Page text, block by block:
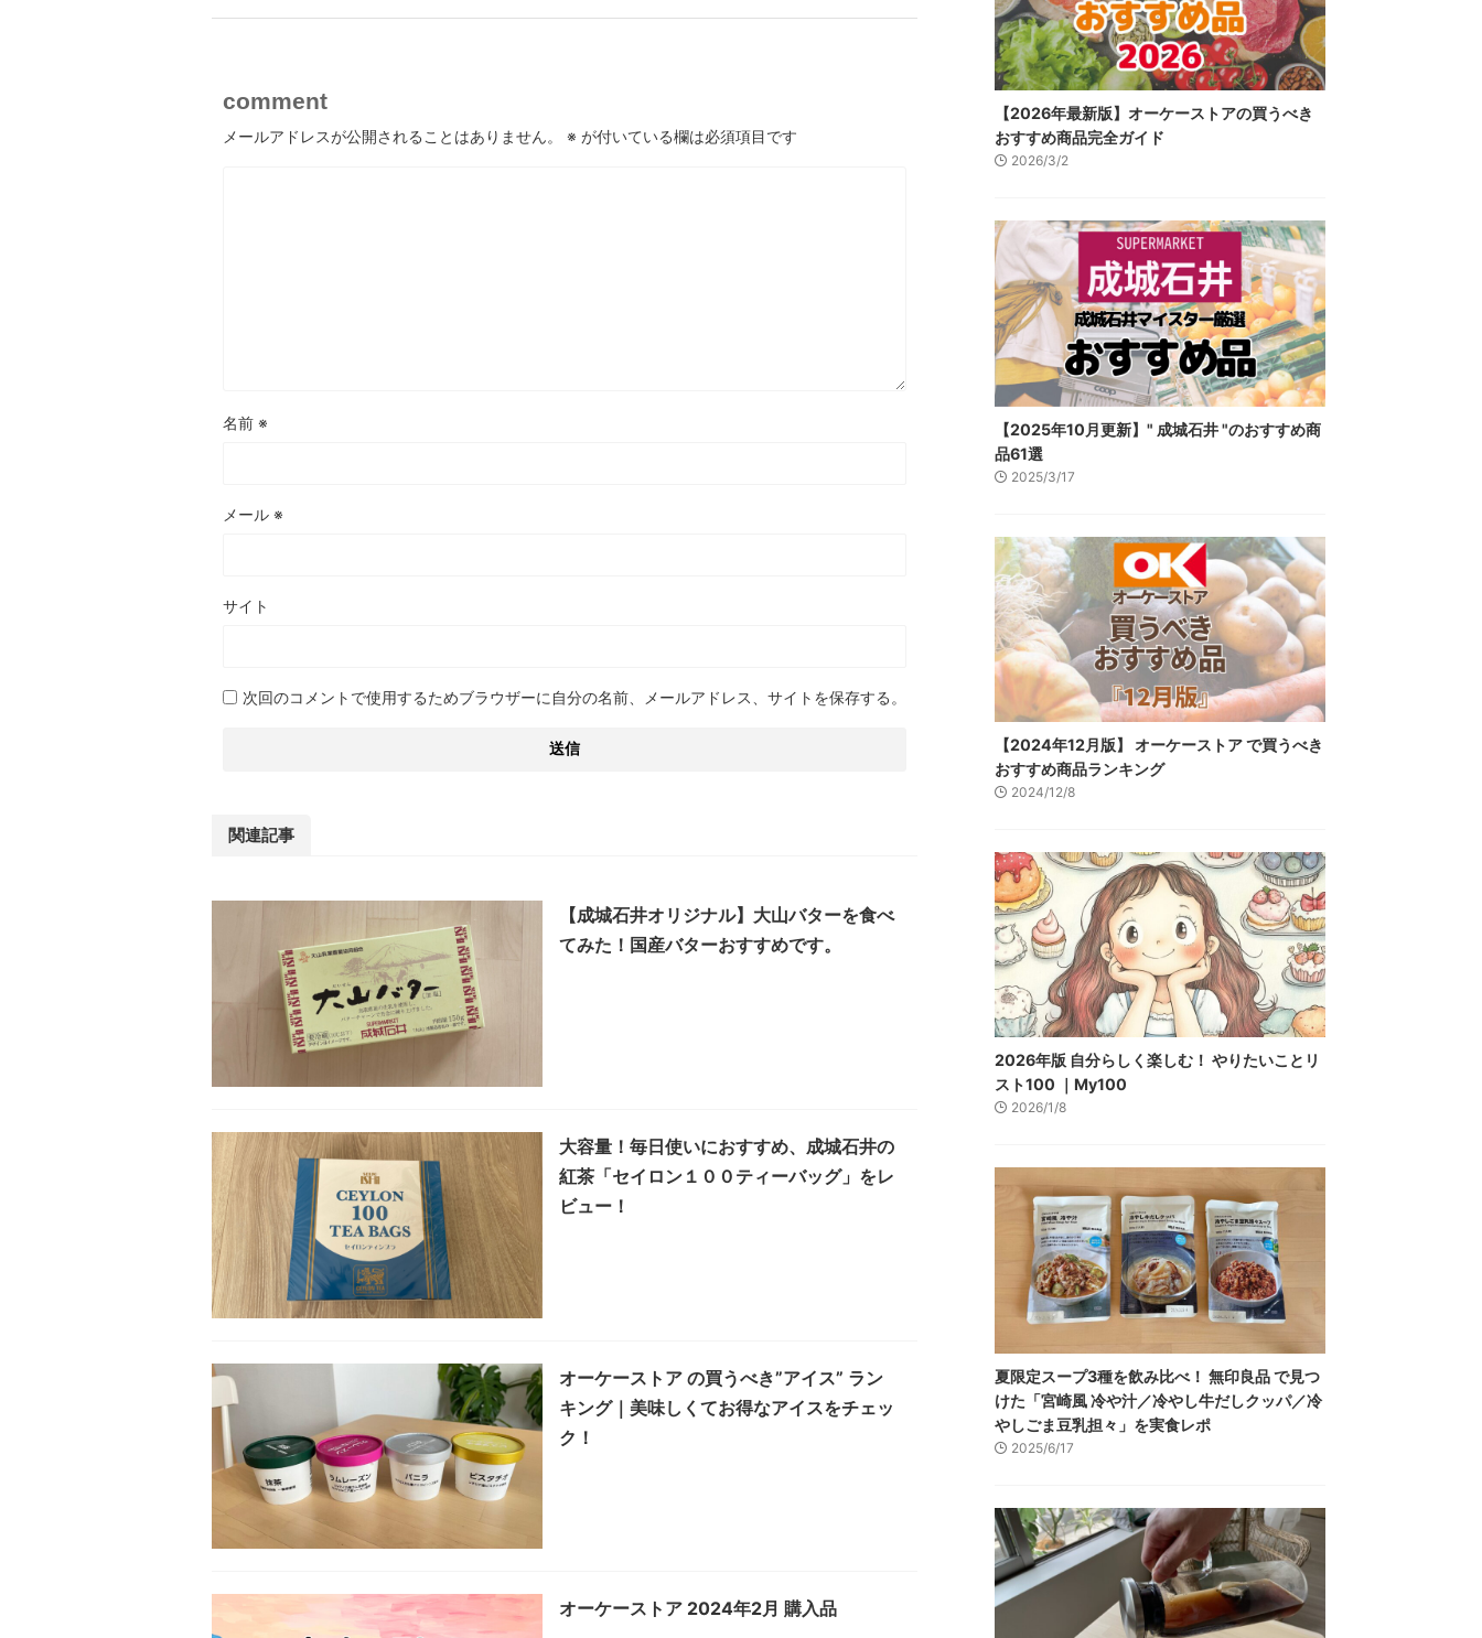
comment
メールアドレスが公開されることはありません。 ※ が付いている欄は必須項目です
名前 ※
メール ※
サイト
次回のコメントで使用するためブラウザーに自分の名前、メールアドレス、サイトを保存する。
関連記事
【成城石井オリジナル】大山バターを食べ
てみた！国産バターおすすめです。
大容量！毎日使いにおすすめ、成城石井の
紅茶「セイロン１００ティーバッグ」をレ
ビュー！
オーケーストア の買うべき”アイス” ラン
キング｜美味しくてお得なアイスをチェッ
ク！
オーケーストア 2024年2月 購入品
【2026年最新版】オーケーストアの買うべき
おすすめ商品完全ガイド
2026/3/2
【2025年10月更新】" 成城石井 "のおすすめ商
品61選
2025/3/17
【2024年12月版】 オーケーストア で買うべき
おすすめ商品ランキング
2024/12/8
2026年版 自分らしく楽しむ！ やりたいことリ
スト100 ｜My100
2026/1/8
夏限定スープ3種を飲み比べ！ 無印良品 で見つ
けた「宮崎風 冷や汁／冷やし牛だしクッパ／冷
やしごま豆乳担々」を実食レポ
2025/6/17